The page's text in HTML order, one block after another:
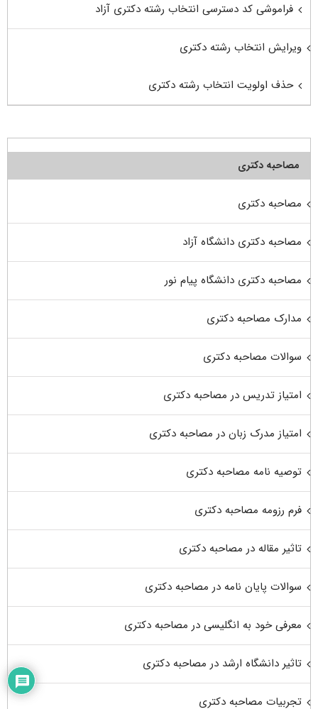
فراموشی کد دسترسی انتخاب رشته دکتری آزاد
ویرایش انتخاب رشته دکتری
حذف اولویت انتخاب رشته دکتری
مصاحبه دکتری
مصاحبه دکتری
مصاحبه دکتری دانشگاه آزاد
مصاحبه دکتری دانشگاه پیام نور
مدارک مصاحبه دکتری
سوالات مصاحبه دکتری
امتیاز تدریس در مصاحبه دکتری
امتیاز مدرک زبان در مصاحبه دکتری
توصیه نامه مصاحبه دکتری
فرم رزومه مصاحبه دکتری
تاثیر مقاله در مصاحبه دکتری
سوالات پایان نامه در مصاحبه دکتری
معرفی خود به انگلیسی در مصاحبه دکتری
تاثیر دانشگاه ارشد در مصاحبه دکتری
تجربیات مصاحبه دکتری